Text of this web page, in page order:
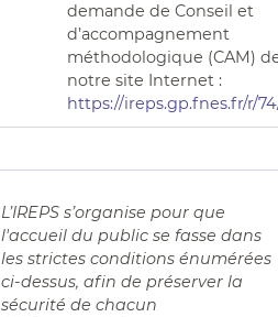
demande de Conseil et
d’accompagnement
méthodologique (CAM)
notre site Internet :
https://ireps.gp.fnes.fr/r/
L’IREPS s’organise pour que
l'accueil du public se fasse dans
les strictes conditions énumérées
ci-dessus, afin de préserver la
sécurité de chacun